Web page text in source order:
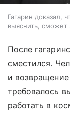
Гагарин доказал,
выяснить, сможет
После
сместился.
и
требовалось
работать в